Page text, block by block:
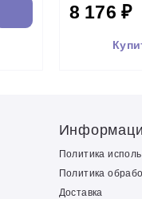
8 176 ₽
Политика
Политика
Доставка